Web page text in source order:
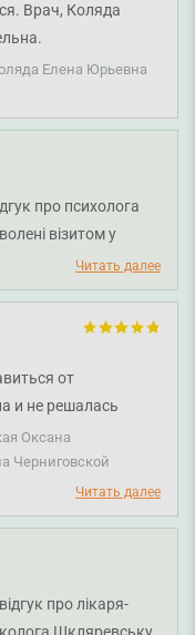
Врач, Коляда
Елена Юрьевна
про психолога
візитом у
Читать далее
от
и не решалась
помог
атаками,
Спасибо врачу
подход!
Оксана
Черниговской
Читать далее
про лікаря-